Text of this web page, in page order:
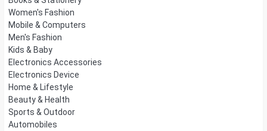
Women's Fashion
Mobile & Computers
Men's Fashion
Kids & Baby
Electronics Accessories
Electronics Device
Home & Lifestyle
Beauty & Health
Sports & Outdoor
Automobiles